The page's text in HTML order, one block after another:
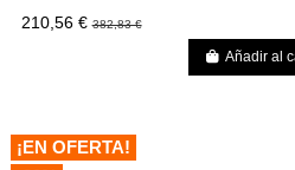
210,56 €382,83 €
Añadir al
¡EN OFERTA!